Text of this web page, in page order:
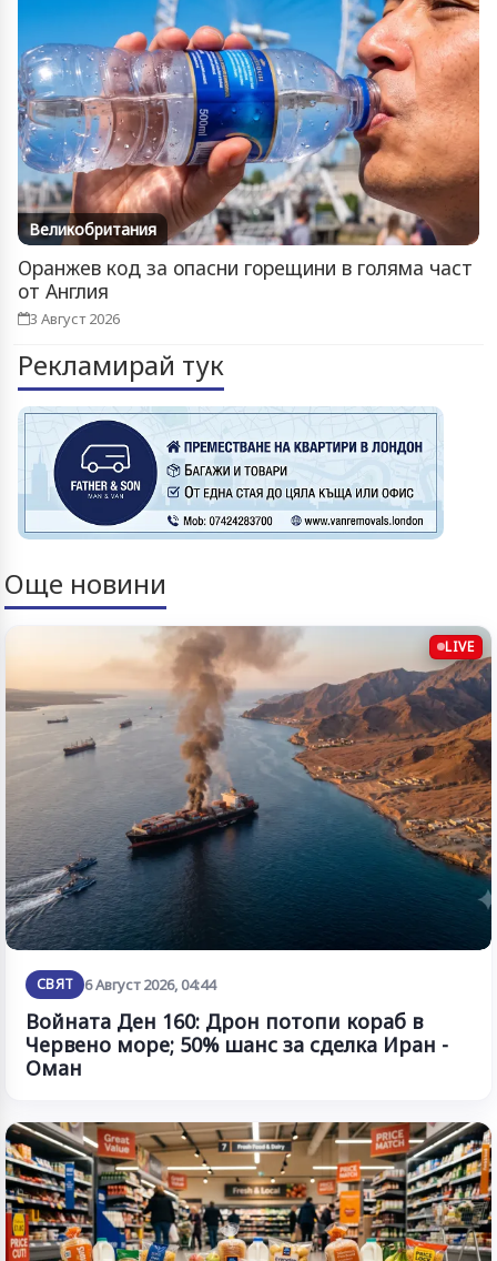
Великобритания
Оранжев код за опасни горещини в голяма част
от Англия
3 Август 2026
Рекламирай тук
Още новини
LIVE
СВЯТ 6 Август 2026, 04:44
Войната Ден 160: Дрон потопи кораб в
Червено море; 50% шанс за сделка Иран -
Оман